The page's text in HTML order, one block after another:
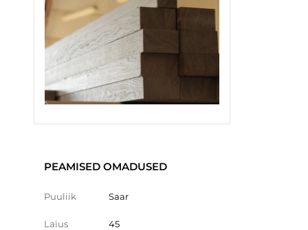
PEAMISED OMADUSED
Puuliik Saar
Laius 45